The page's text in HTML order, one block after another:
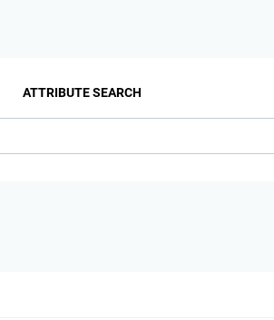
ATTRIBUTE SEARCH